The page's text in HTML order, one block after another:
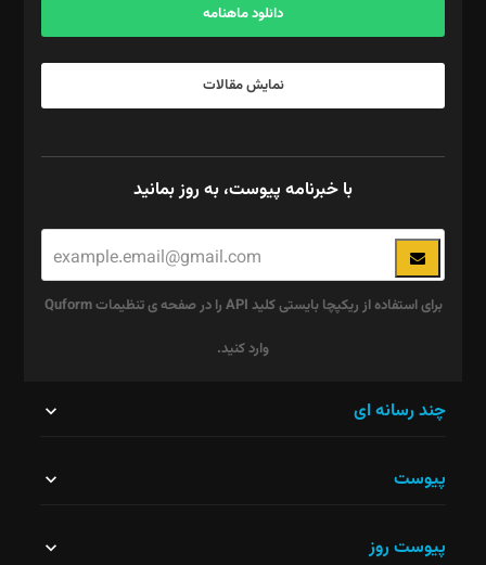
دانلود ماهنامه
نمایش مقالات
با خبرنامه پیوست، به روز بمانید
برای استفاده از ریکپچا بایستی کلید API را در صفحه ی تنظیمات Quform
وارد کنید.
نباید
چند رسانه ای
پیوست
پیوست روز